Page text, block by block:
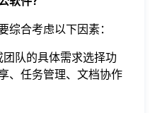
综合考虑以下因素：
团队的具体需求选择功
、任务管理、文档协作